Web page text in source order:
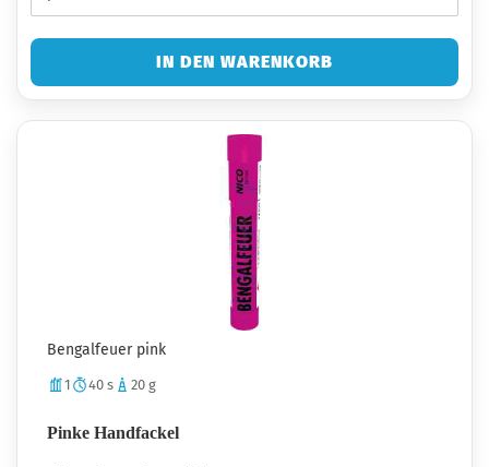
IN DEN WARENKORB
Bengalfeuer pink
1 40 s 20 g
Pinke Handfackel